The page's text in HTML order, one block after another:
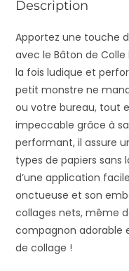
Description
Apportez une touche
avec le Bâton de
la fois ludique et
petit monstre ne
ou votre bureau, tout
impeccable grâce à
performant, il assure
types de papiers sans
d’une application
onctueuse et son
collages nets, même
compagnon adorable
de collage !